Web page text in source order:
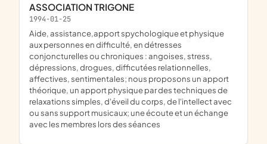
ASSOCIATION TRIGONE
1994-01-25
aide, assistance,apport spychologique et physique
aux personnes en difficulté, en détresses
conjoncturelles ou chroniques : angoises, stress,
dépressions, drogues, difficutées relationnelles,
affectives, sentimentales; nous proposons un apport
théorique, un apport physique par des techniques de
relaxations simples, d'éveil du corps, de l'intellect avec
ou sans support musicaux; une écoute et un échange
avec les membres lors des séances